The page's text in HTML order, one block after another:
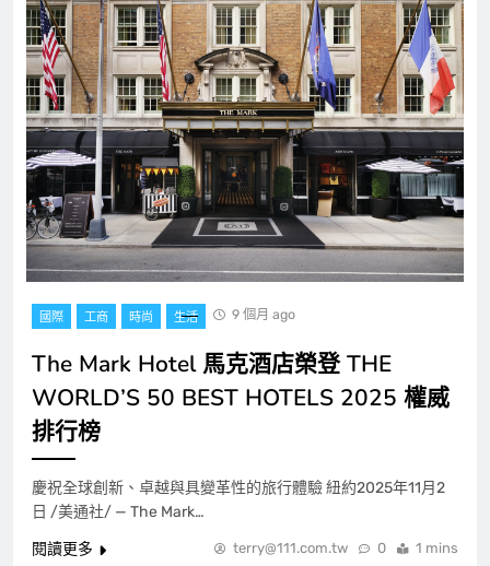
國際 工商 時尚 生活 9 個月 ago
The Mark Hotel 馬克酒店榮登 THE
WORLD’S 50 BEST HOTELS 2025 權威
排行榜
慶祝全球創新、卓越與具變革性的旅行體驗 紐約2025年11月2
日 /美通社/ — The Mark…
閱讀更多
terry@111.com.tw 0 1 mins